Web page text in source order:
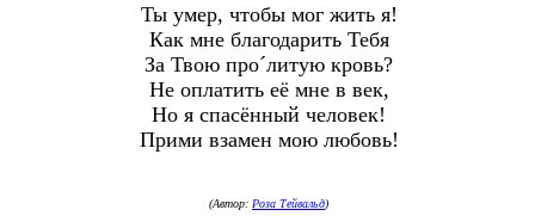
Ты умер, чтобы мог жить я!
Как мне благодарить Тебя
За Твою про´литую кровь?
Не оплатить её мне в век,
Но я спасённый человек!
Прими взамен мою любовь!
(Автор: Роза Тейвальд)